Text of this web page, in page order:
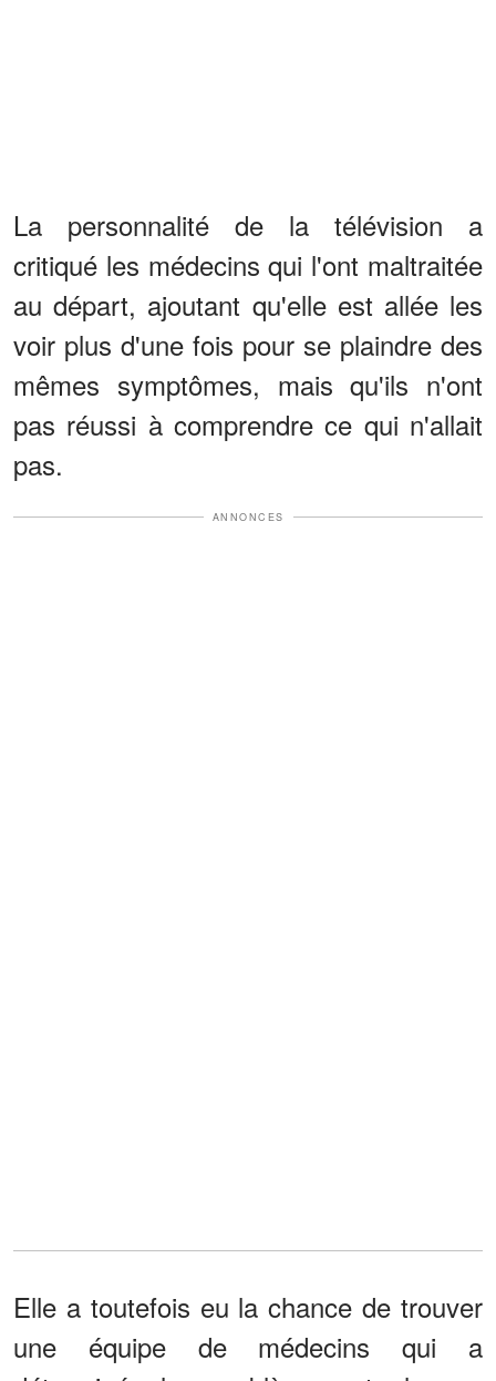
La personnalité de la télévision a
critiqué les médecins qui l'ont maltraitée
au départ, ajoutant qu'elle est allée les
voir plus d'une fois pour se plaindre des
mêmes symptômes, mais qu'ils n'ont
pas réussi à comprendre ce qui n'allait
pas.
ANNONCES
Elle a toutefois eu la chance de trouver
une équipe de médecins qui a